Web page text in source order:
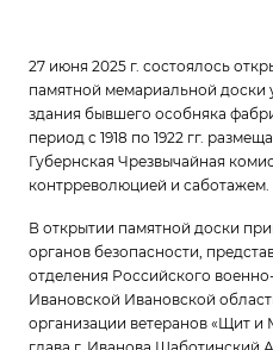
27 июня 2025 г. состоялось
памятной мемариальной доски
здания бывшего особняка
период с 1918 по 1922 гг.
Губернская Чрезвычайная
контрреволюцией и саботажем.
В открытии памятной доски
органов безопасности,
отделения Российского
Ивановской Ивановской
организации ветеранов «Щит